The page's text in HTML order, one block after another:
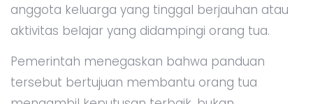
anggota keluarga yang tinggal berjauhan atau
aktivitas belajar yang didampingi orang tua.
Pemerintah menegaskan bahwa panduan
tersebut bertujuan membantu orang tua